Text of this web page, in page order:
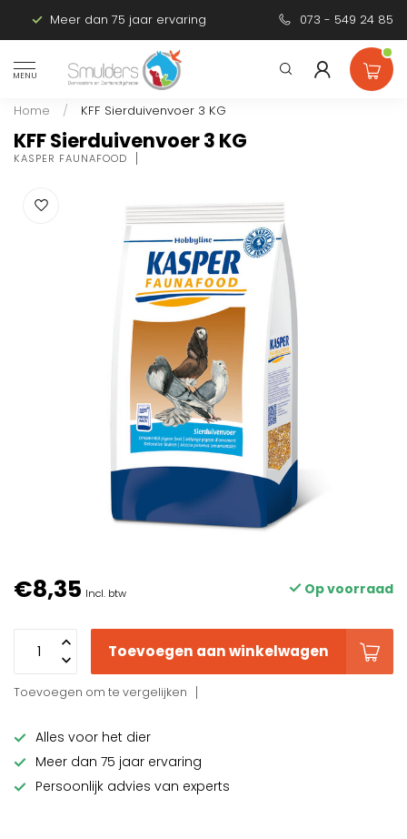
Meer dan 75 jaar ervaring Persoonlijk
073 - 549 24 85
MENU
Home / KFF Sierduivenvoer 3 KG
KFF Sierduivenvoer 3 KG
KASPER FAUNAFOOD
€8,35 Incl. btw Op voorraad
Toevoegen aan winkelwagen
Toevoegen om te vergelijken
Alles voor het dier
Meer dan 75 jaar ervaring
Persoonlijk advies van experts